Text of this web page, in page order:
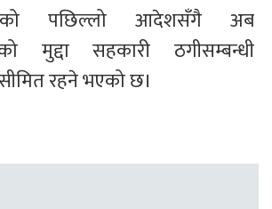
पछिल्लो आदेशसँगै अब
मुद्दा सहकारी ठगीसम्बन्धी
रहने भएको छ।